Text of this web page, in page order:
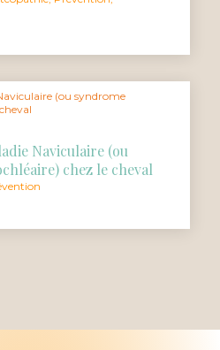
Naviculaire (ou
chez le cheval